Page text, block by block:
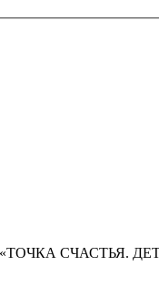
«ТОЧКА СЧАСТЬЯ.